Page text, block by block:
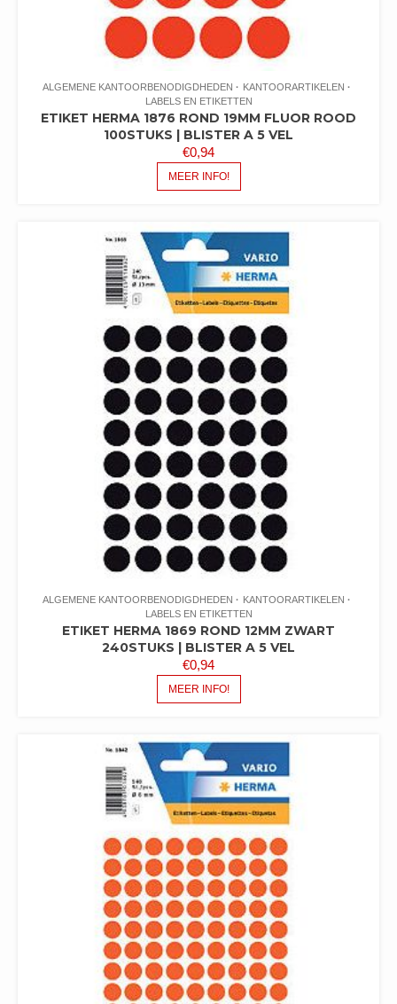
ALGEMENE KANTOORBENODIGDHEDEN
KANTOORARTIKELEN
LABELS EN ETIKETTEN
ETIKET HERMA 1876 ROND 19MM FLUOR ROOD
100STUKS | BLISTER A 5 VEL
€0,94
MEER INFO!
ALGEMENE KANTOORBENODIGDHEDEN
KANTOORARTIKELEN
LABELS EN ETIKETTEN
ETIKET HERMA 1869 ROND 12MM ZWART
240STUKS | BLISTER A 5 VEL
€0,94
MEER INFO!